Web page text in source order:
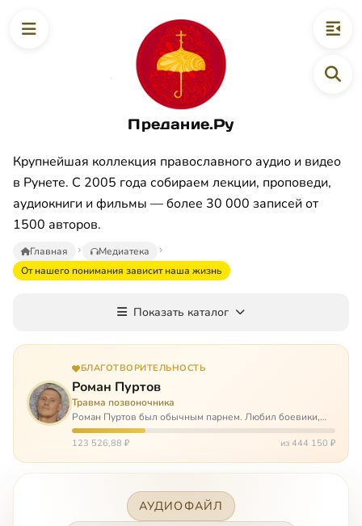
Предание.Ру
Крупнейшая коллекция православного аудио и видео
в Рунете. С 2005 года собираем лекции, проповеди,
аудиокниги и фильмы — более 30 000 записей от
1500 авторов.
Главная
Медиатека
От нашего понимания зависит наша жизнь
Показать каталог
БЛАГОТВОРИТЕЛЬНОСТЬ
Роман Пуртов
Травма позвоночника
Роман Пуртов был обычным парнем. Любил боевики,
хорошие автомобили, был не дурак поиграть в комп,
любил жену и обожал дочь. А потом, будучи
123 526,88 ₽ из 444 150 ₽
АУДИОФАЙЛ